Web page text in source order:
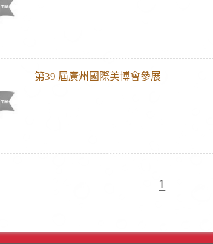
第39 屆廣州國際美博會參展
1